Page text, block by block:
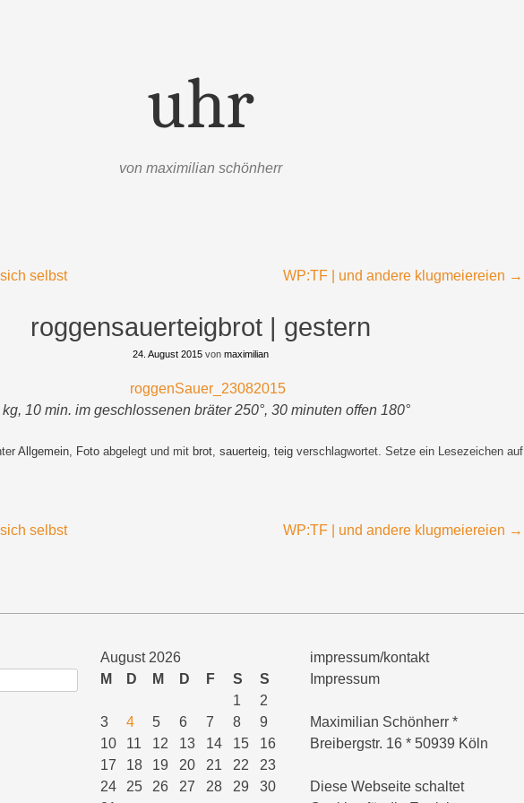
uhr
von maximilian schönherr
selbst WP:TF | und andere klugmeiereien →
roggensauerteigbrot | gestern
24. August 2015 von maximilian
kg, 10 min. im geschlossenen bräter 250°, 30 minuten offen 180°
Allgemein, Foto abgelegt und mit brot, sauerteig, teig verschlagwortet. Setze ein Lesezeichen auf
selbst WP:TF | und andere klugmeiereien →
August 2026
M
D M D F S
S
1
2
3
4 5 6 7 8
9
10
11 12 13 14 15
16
17
18 19 20 21 22
23
24
25 26 27 28 29
30
impressum/kontakt
Impressum
Maximilian Schönherr *
Breibergstr. 16 * 50939 Köln
Diese Webseite schaltet